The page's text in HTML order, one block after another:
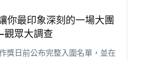
你最印象深刻的一場大團
眾大調查
獎日前公布完整入圍名單，並在